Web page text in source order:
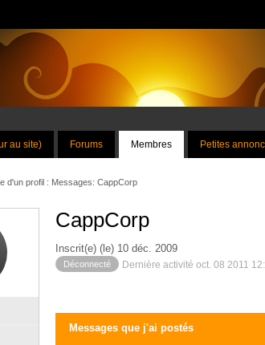
au site) Forums Membres Petites
d'un profil : Messages: CappCorp
CappCorp
Inscrit(e) (le) 10 déc. 2009
Déconnecté Dernière activité oct. 08 2011
Messages que j'ai postés